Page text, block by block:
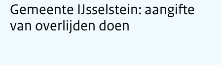
Gemeente IJsselstein: aangifte
van overlijden doen